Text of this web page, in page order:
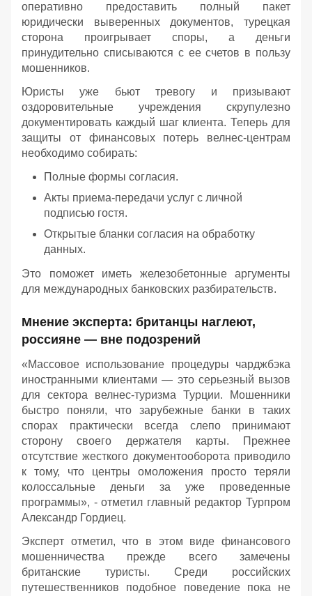
оперативно предоставить полный пакет
юридически выверенных документов, турецкая
сторона проигрывает споры, а деньги
принудительно списываются с ее счетов в пользу
мошенников.
Юристы уже бьют тревогу и призывают
оздоровительные учреждения скрупулезно
документировать каждый шаг клиента. Теперь для
защиты от финансовых потерь велнес-центрам
необходимо собирать:
Полные формы согласия.
Акты приема-передачи услуг с личной
подписью гостя.
Открытые бланки согласия на обработку
данных.
Это поможет иметь железобетонные аргументы
для международных банковских разбирательств.
Мнение эксперта: британцы наглеют,
россияне — вне подозрений
«Массовое использование процедуры чарджбэка
иностранными клиентами — это серьезный вызов
для сектора велнес-туризма Турции. Мошенники
быстро поняли, что зарубежные банки в таких
спорах практически всегда слепо принимают
сторону своего держателя карты. Прежнее
отсутствие жесткого документооборота приводило
к тому, что центры омоложения просто теряли
колоссальные деньги за уже проведенные
программы», - отметил главный редактор Турпром
Александр Гордиец.
Эксперт отметил, что в этом виде финансового
мошенничества прежде всего замечены
британские туристы. Среди российских
путешественников подобное поведение пока не